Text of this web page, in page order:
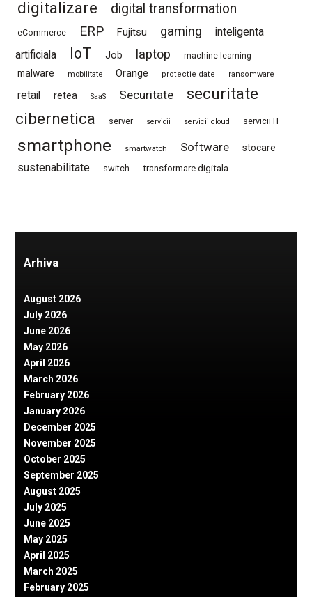
digitalizare digital transformation
eCommerce ERP Fujitsu gaming
inteligenta
artificiala
IoT Job laptop machine learning
malware mobilitate Orange protectie date ransomware
retail retea SaaS Securitate
securitate
cibernetica
server servicii servicii cloud servicii IT
smartphone smartwatch Software stocare
sustenabilitate switch transformare digitala
Arhiva
August 2026
July 2026
June 2026
May 2026
April 2026
March 2026
February 2026
January 2026
December 2025
November 2025
October 2025
September 2025
August 2025
July 2025
June 2025
May 2025
April 2025
March 2025
February 2025